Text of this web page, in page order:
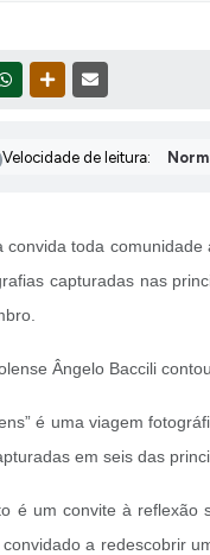
WHATSAPPOUTRAS MÍDIAS
Velocidade de leitura:
toda
capturadas nas
Ângelo Baccili
é uma viagem
em seis das
é um convite à
a redescobrir